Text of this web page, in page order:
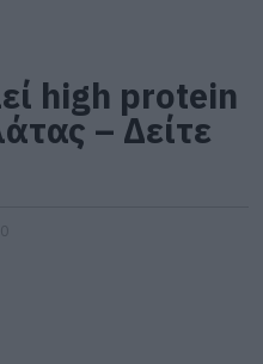
high protein
– Δείτε